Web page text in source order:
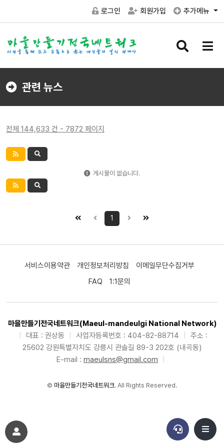
로그인 회원가입 추가메뉴
검
버
메
버
관련 뉴스
전체 144,633 건 - 7872 페이지
게시물이 없습니다.
1
서비스이용약관 개인정보처리방침
이메일무단수집거부
FAQ
1:1문의
마을만들기전국네트워크(Maeul-mandeulgi National Network)
대표 : 권상동 사업자등록번호 : 404-82-88714
주소 :
25602 강원특별자치도 강릉시 관솔길 89-3 202호 (내곡동)
E-mail : maeulsns@gmail.com
© 마을만들기전국네트워크. All Rights Reserved.